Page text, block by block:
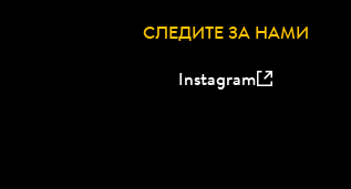
СЛЕДИТЕ ЗА НАМИ
Instagram